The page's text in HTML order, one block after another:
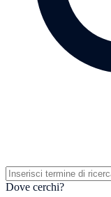
Dove cerchi?